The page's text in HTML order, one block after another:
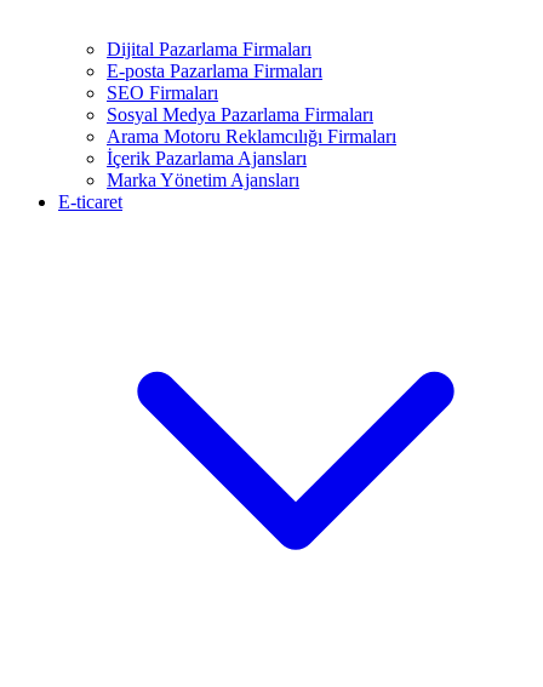
Dijital Pazarlama Firmaları
E-posta Pazarlama Firmaları
SEO Firmaları
Sosyal Medya Pazarlama Firmaları
Arama Motoru Reklamcılığı Firmaları
İçerik Pazarlama Ajansları
Marka Yönetim Ajansları
E-ticaret